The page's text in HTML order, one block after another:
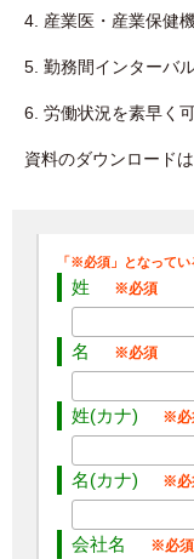
4. 産業医・産業保健
5. 勤務間インターバ
6. 労働状況を素早く
資料のダウンロード
姓
名
姓(カナ)
名(カナ)
会社名